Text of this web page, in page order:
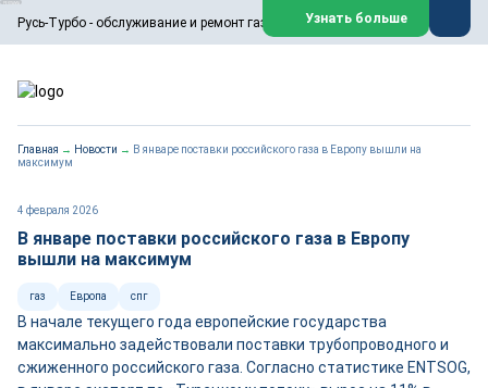
Русь-Турбо - обслуживание и ремонт газовых паровых турбин
ООО «Русь-Турбо» занимается сервисом газовых и паровых
турбин, комплексным ремонтом, восстановлением,
техническим обслуживанием оборудования ТЭС,
работают на нефтегазовых, нефтехимических,
металлургических и других предприятиях.
Реклама. ООО «Русь-Турбо», ИНН 7802588950
erid: F7NfYUJCUneVdwPs4znf
Узнать больше
Главная → Новости → В январе поставки российского газа в Европу вышли на
максимум
4 февраля 2026
В январе поставки российского газа в Европу
вышли на максимум
газ Европа спг
В начале текущего года европейские государства
максимально задействовали поставки трубопроводного и
сжиженного российского газа. Согласно статистике ENTSOG,